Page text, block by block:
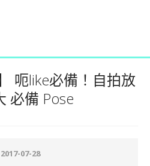
呃like必備！自拍放
必備 Pose
2017-07-28